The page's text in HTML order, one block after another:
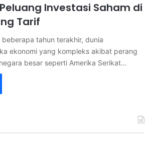
Investasi Saham di
Tarif
beberapa tahun terakhir, dunia
ekonomi yang kompleks akibat perang
besar seperti Amerika Serikat…